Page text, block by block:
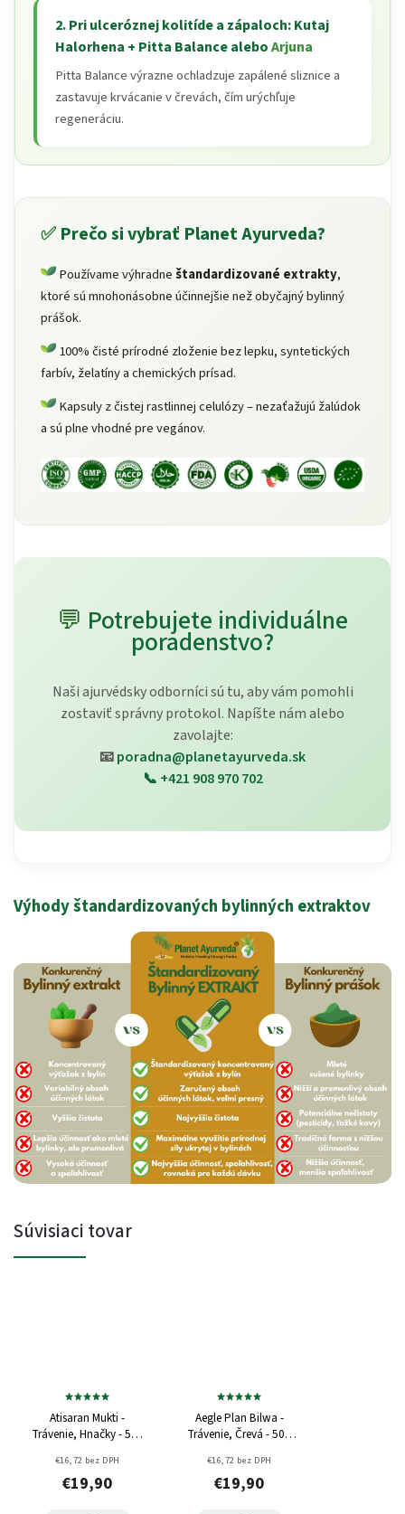
2. Pri ulceróznej kolitíde a zápaloch: Kutaj
Halorhena + Pitta BalancealeboArjuna
Pitta Balance výrazne ochladzuje zapálené sliznice a
zastavuje krvácanie v črevách, čím urýchľuje
regeneráciu.
✅ Prečo si vybrať Planet Ayurveda?
Používame výhradneštandardizované extrakty,
ktoré sú mnohonásobne účinnejšie než obyčajný bylinný
prášok.
100% čisté prírodné zloženie bez lepku, syntetických
farbív, želatíny a chemických prísad.
Kapsuly z čistej rastlinnej celulózy – nezaťažujú žalúdok
a sú plne vhodné pre vegánov.
💬 Potrebujete individuálne
poradenstvo?
Naši ajurvédsky odborníci sú tu, aby vám pomohli
zostaviť správny protokol. Napíšte nám alebo
zavolajte:
📧poradna@planetayurveda.sk
📞 +421 908 970 702
Výhody štandardizovaných bylinných extraktov
Súvisiaci tovar
Atisaran Mukti -
Trávenie, Hnačky - 500
€16,72 bez DPH
€19,90
Aegle Plan Bilwa -
Trávenie, Črevá - 500
€16,72 bez DPH
€19,90